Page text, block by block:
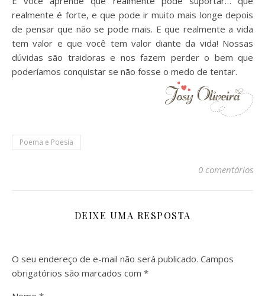
realmente é forte, e que pode ir muito mais longe depois
de pensar que não se pode mais. E que realmente a vida
tem valor e que você tem valor diante da vida! Nossas
dúvidas são traidoras e nos fazem perder o bem que
poderíamos conquistar se não fosse o medo de tentar.
Poema e Poesia
0 comentários
DEIXE UMA RESPOSTA
O seu endereço de e-mail não será publicado. Campos
obrigatórios são marcados com *